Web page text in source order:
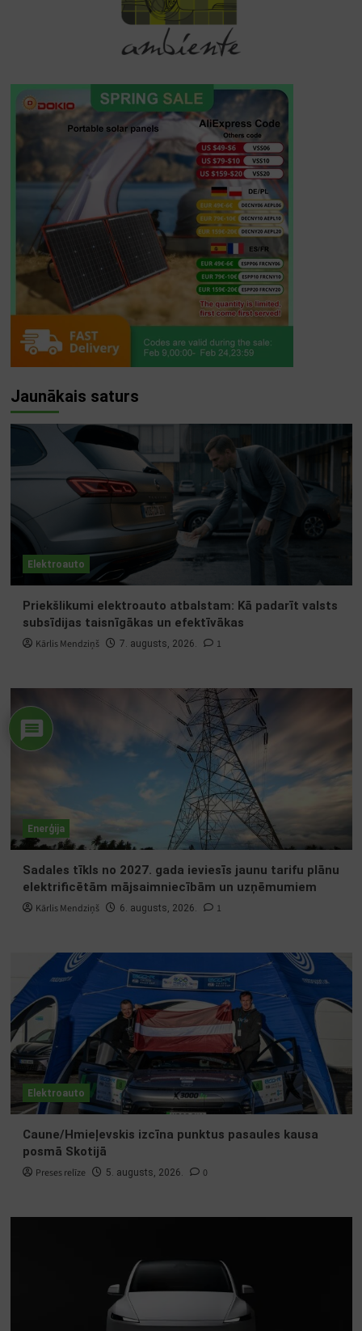
Jaunākais saturs
Elektroauto
Priekšlikumi elektroauto atbalstam: Kā padarīt valsts
subsīdijas taisnīgākas un efektīvākas
Kārlis Mendziņš 7. augusts, 2026. 1
Enerģija
Sadales tīkls no 2027. gada ieviesīs jaunu tarifu plānu
elektrificētām mājsaimniecībām un uzņēmumiem
Kārlis Mendziņš 6. augusts, 2026. 1
Elektroauto
Caune/Hmieļevskis izcīna punktus pasaules kausa
posmā Skotijā
Preses relīze 5. augusts, 2026. 0